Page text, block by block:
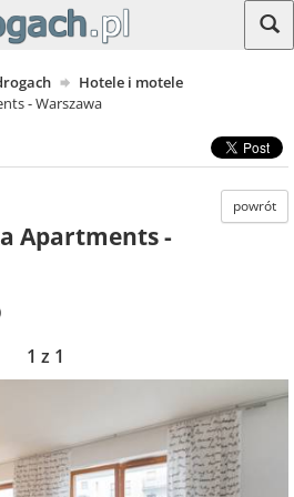
Hotele i motele
- Warszawa
powrót
Apartments -
1 z 1